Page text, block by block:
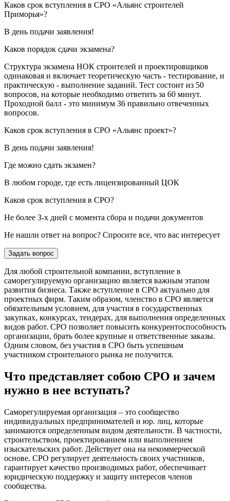
Каков срок вступления в СРО «Альянс строителей
Приморья»?
В день подачи заявления!
Каков порядок сдачи экзамена?
Структура экзамена НОК строителей и проектировщиков
одинаковая и включает теоретическую часть - тестирование, и
практическую - выполнение заданий. Тест состоит из 50
вопросов, на которые необходимо ответить за 60 минут.
Проходной балл - это минимум 36 правильно отвеченных
вопросов.
Каков срок вступления в СРО «Альянс проект»?
В день подачи заявления!
Где можно сдать экзамен?
В любом городе, где есть лицензированный ЦОК
Каков срок вступления в СРО?
Не более 3-х дней с момента сбора и подачи документов
Не нашли ответ на вопрос? Спросите все, что вас интересует
Задать вопрос
Для любой строительной компании, вступление в
саморегулируемую организацию является важным этапом
развития бизнеса. Также вступление в СРО актуально для
проектных фирм. Таким образом, членство в СРО является
обязательным условием, для участия в государственных
закупках, конкурсах, тендерах, для выполнения определенных
видов работ. СРО позволяет повысить конкурентоспособность
организации, брать более крупные и ответственные заказы.
Одним словом, без участия в СРО быть успешным
участником строительного рынка не получится.
Что представляет собою СРО и зачем
нужно в нее вступать?
Саморегулируемая организация – это сообщество
индивидуальных предпринимателей и юр. лиц, которые
занимаются определенным видом деятельности. В частности,
строительством, проектированием или выполнением
изыскательских работ. Действует она на некоммерческой
основе. СРО регулирует деятельность своих участников,
гарантирует качество производимых работ, обеспечивает
юридическую поддержку и защиту интересов членов
сообщества.